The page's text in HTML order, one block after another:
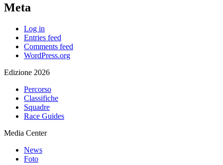
Meta
Log in
Entries feed
Comments feed
WordPress.org
Edizione 2026
Percorso
Classifiche
Squadre
Race Guides
Media Center
News
Foto